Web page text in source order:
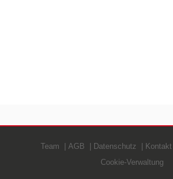
Team AGB Datenschutz Kontakt
Cookie-Verwaltung